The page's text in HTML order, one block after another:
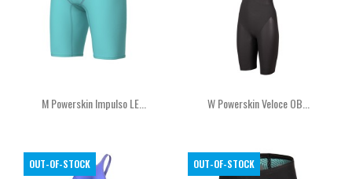
M Powerskin Impulso LE... W Powerskin Veloce OB...
OUT-OF-STOCK OUT-OF-STOCK